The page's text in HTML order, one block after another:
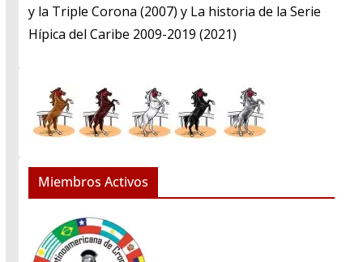
y la Triple Corona (2007) y La historia de la Serie
Hípica del Caribe 2009-2019 (2021)
Miembros Activos